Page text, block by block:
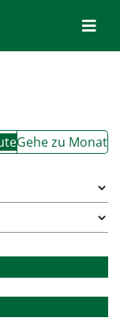
Gehe zu Monat